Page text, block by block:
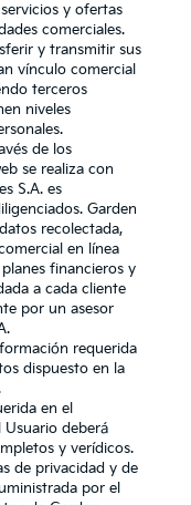
y ofertas
comerciales.
y transmitir sus
vínculo comercial
terceros
niveles
de los
se realiza con
S.A. es
Garden
recolectada,
en línea
financieros y
a cada cliente
por un asesor
requerida
dispuesto en la
en el
deberá
y verídicos.
de privacidad y de
por el